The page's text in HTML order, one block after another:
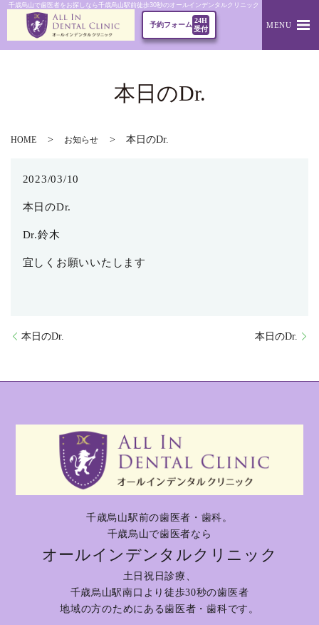
千歳烏山で歯医者をお探しなら千歳烏山駅前徒歩30秒のオールインデンタルクリニック｜本日のDr.
予約フォーム
24H
受付
MENU
本日のDr.
HOME お知らせ 本日のDr.
2023/03/10
本日のDr.
Dr.鈴木
宜しくお願いいたします
本日のDr. 本日のDr.
千歳烏山駅前の歯医者・歯科。
千歳烏山で歯医者なら
オールインデンタルクリニック
土日祝日診療、
千歳烏山駅南口より徒歩30秒の歯医者
地域の方のためにある歯医者・歯科です。